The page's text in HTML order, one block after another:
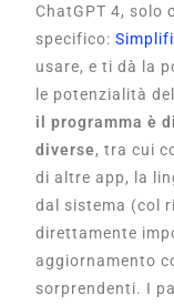
ChatGPT 4, solo
specifico:
usare, e ti dà la
le potenzialità
il programma è
diverse, tra cui
di altre app, la
dal sistema (col
direttamente
aggiornamento
sorprendenti. I